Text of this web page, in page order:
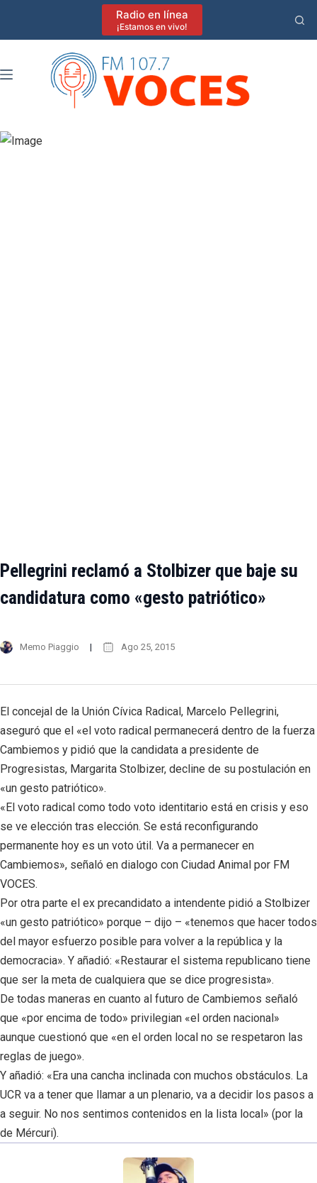
Radio en línea
¡Estamos en vivo!
Pellegrini reclamó a Stolbizer que baje su
candidatura como «gesto patriótico»
Memo Piaggio Ago 25, 2015
El concejal de la Unión Cívica Radical, Marcelo Pellegrini,
aseguró que el «el voto radical permanecerá dentro de la fuerza
Cambiemos y pidió que la candidata a presidente de
Progresistas, Margarita Stolbizer, decline de su postulación en
«un gesto patriótico».
«El voto radical como todo voto identitario está en crisis y eso
se ve elección tras elección. Se está reconfigurando
permanente hoy es un voto útil. Va a permanecer en
Cambiemos», señaló en dialogo con Ciudad Animal por FM
VOCES.
Por otra parte el ex precandidato a intendente pidió a Stolbizer
«un gesto patriótico» porque – dijo – «tenemos que hacer todos
del mayor esfuerzo posible para volver a la república y la
democracia». Y añadió: «Restaurar el sistema republicano tiene
que ser la meta de cualquiera que se dice progresista».
De todas maneras en cuanto al futuro de Cambiemos señaló
que «por encima de todo» privilegian «el orden nacional»
aunque cuestionó que «en el orden local no se respetaron las
reglas de juego».
Y añadió: «Era una cancha inclinada con muchos obstáculos. La
UCR va a tener que llamar a un plenario, va a decidir los pasos a
a seguir. No nos sentimos contenidos en la lista local» (por la
de Mércuri).